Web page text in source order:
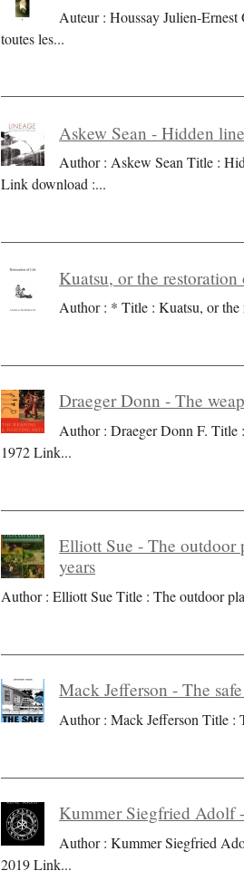
Auteur : Houssay Julien-Ernest
toutes les...
Askew Sean - Hidden
Author : Askew Sean Title :
Link download :...
Kuatsu, or the
Author : * Title : Kuatsu, or
Draeger Donn - The
Author : Draeger Donn F. Title
1972 Link...
Elliott Sue - The outdoor
years
Author : Elliott Sue Title : The outdoor
Mack Jefferson - The
Author : Mack Jefferson Title :
Kummer Siegfried Adolf
Author : Kummer Siegfried
2019 Link...